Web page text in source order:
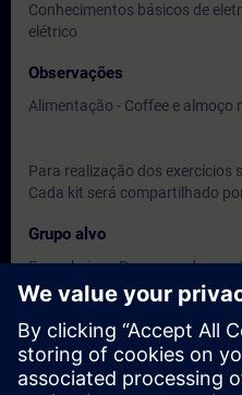
Conhecimentos básicos de
elétrico
Observações
Alimentação - Coffee e almoço
Para realização dos exercícios
Cada kit será compartilhado
Grupo alvo
Engenheiros, Programadores
venham a utilizar o Simatic S7-
Datas e registo